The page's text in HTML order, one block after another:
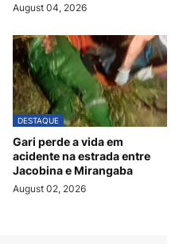
August 04, 2026
DESTAQUE
Gari perde a vida em
acidente na estrada entre
Jacobina e Mirangaba
August 02, 2026